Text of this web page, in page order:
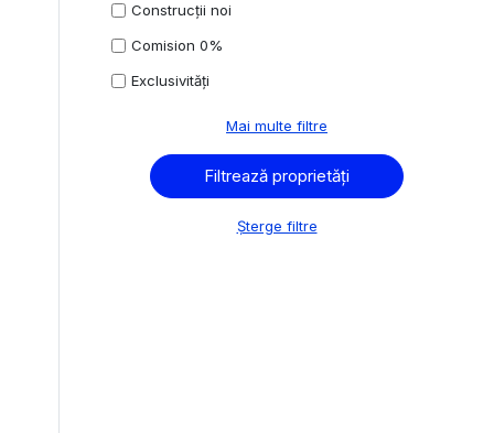
Construcții noi
Comision 0%
Exclusivități
Mai multe filtre
Șterge filtre